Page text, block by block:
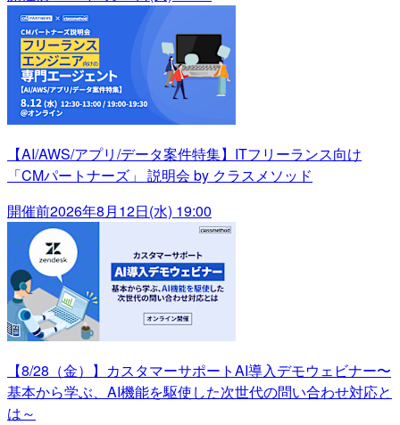
【AI/AWS/アプリ/データ案件特集】ITフリーランス向け
「CMパートナーズ」 説明会 by クラスメソッド
開催前2026年8月12日(水) 19:00
【8/28（金）】カスタマーサポートAI導入デモウェビナー〜
基本から学ぶ、AI機能を駆使した次世代の問い合わせ対応と
は～